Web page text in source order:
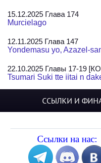
15.12.2025 Глава 174
Murcielago
12.11.2025 Глава 147
Yondemasu yo, Azazel-
22.10.2025 Главы 17-19
Tsumari Suki tte iitai n
Jungle Juice
Yozakura Shijuusou
08.08.2025 Глава 50
A Compendium of Ghosts
ССЫЛКИ И
Ссылки на нас: